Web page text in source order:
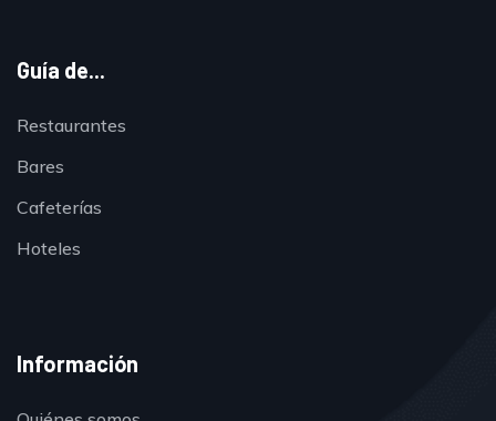
Guía de...
Restaurantes
Bares
Cafeterías
Hoteles
Información